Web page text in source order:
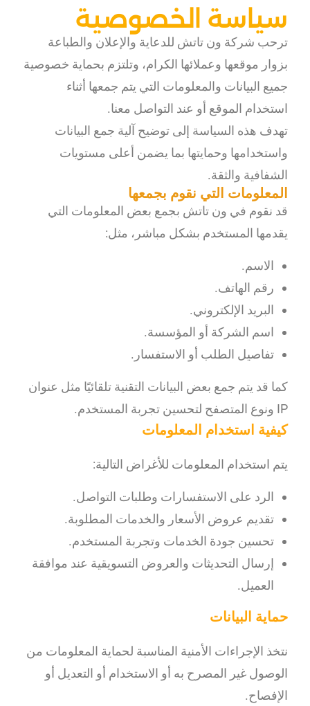
سياسة الخصوصية
ترحب شركة ون تاتش للدعاية والإعلان والطباعة
بزوار موقعها وعملائها الكرام، وتلتزم بحماية خصوصية
جميع البيانات والمعلومات التي يتم جمعها أثناء
استخدام الموقع أو عند التواصل معنا.
تهدف هذه السياسة إلى توضيح آلية جمع البيانات
واستخدامها وحمايتها بما يضمن أعلى مستويات
الشفافية والثقة.
المعلومات التي نقوم بجمعها
قد نقوم في ون تاتش بجمع بعض المعلومات التي
يقدمها المستخدم بشكل مباشر، مثل:
الاسم.
رقم الهاتف.
البريد الإلكتروني.
اسم الشركة أو المؤسسة.
تفاصيل الطلب أو الاستفسار.
كما قد يتم جمع بعض البيانات التقنية تلقائيًا مثل عنوان
IP ونوع المتصفح لتحسين تجربة المستخدم.
كيفية استخدام المعلومات
يتم استخدام المعلومات للأغراض التالية:
الرد على الاستفسارات وطلبات التواصل.
تقديم عروض الأسعار والخدمات المطلوبة.
تحسين جودة الخدمات وتجربة المستخدم.
إرسال التحديثات والعروض التسويقية عند موافقة
العميل.
حماية البيانات
نتخذ الإجراءات الأمنية المناسبة لحماية المعلومات من
الوصول غير المصرح به أو الاستخدام أو التعديل أو
الإفصاح.